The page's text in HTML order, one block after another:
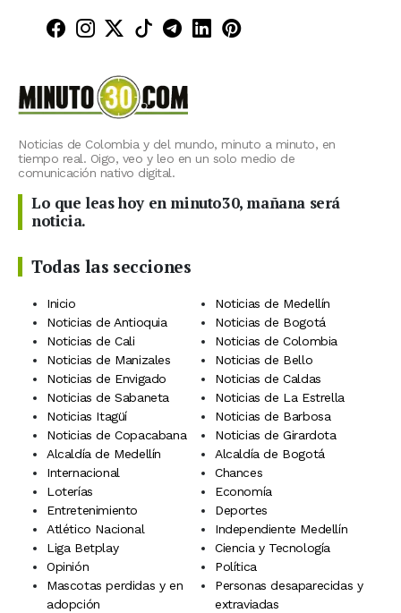
Minuto30 en Facebook
Minuto30 en Instagram
Minuto30 en X (Twitter)
Minuto30 en TikTok
Canal de Minuto30 en
Minuto30 en LinkedIn
Minuto30 en
Noticias de Colombia y del mundo, minuto a minuto, en
tiempo real. Oigo, veo y leo en un solo medio de
comunicación nativo digital.
Lo que leas hoy en minuto30, mañana será
noticia.
Todas las secciones
Inicio
Noticias de Medellín
Noticias de Antioquia
Noticias de Bogotá
Noticias de Cali
Noticias de Colombia
Noticias de Manizales
Noticias de Bello
Noticias de Envigado
Noticias de Caldas
Noticias de Sabaneta
Noticias de La Estrella
Noticias Itagüí
Noticias de Barbosa
Noticias de Copacabana
Noticias de Girardota
Alcaldía de Medellín
Alcaldía de Bogotá
Internacional
Chances
Loterías
Economía
Entretenimiento
Deportes
Atlético Nacional
Independiente Medellín
Liga Betplay
Ciencia y Tecnología
Opinión
Política
Mascotas perdidas y en
adopción
Personas desaparecidas y
extraviadas